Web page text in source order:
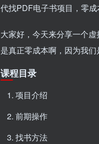
代找PDF电子书项目，零
大家好，今天来分享一个
是真正零成本啊，因为我
课程目录
项目介绍
前期操作
找书方法